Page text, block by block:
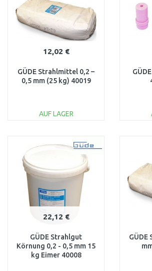
12,02 €
GÜDE Strahlmittel 0,2 –
0,5 mm (25 kg) 40019
AUF LAGER
22,12 €
GÜDE Strahlgut
Körnung 0,2 - 0,5 mm 15
kg Eimer 40008
GÜDE